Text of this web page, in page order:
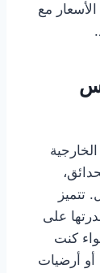
مع
تتميز
على
كنت
أرضيات